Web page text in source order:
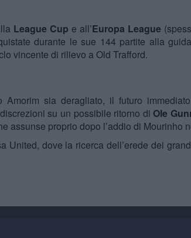
League Cup e all’Europa League
durante le sue 144 partite alla
vincente di rilievo a Old Trafford.
sia deragliato, il futuro
su un possibile ritorno di Ole
assunse proprio dopo l’addio di Mourinho
United, dove la ricerca dell’erede dei